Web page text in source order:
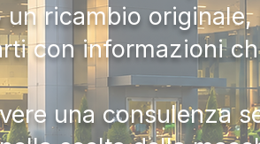
ricambio
con informazioni
una consulenza